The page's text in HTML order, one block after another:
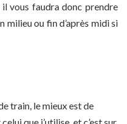
vous faudra donc prendre
milieu ou fin d’après midi si
train, le mieux est de